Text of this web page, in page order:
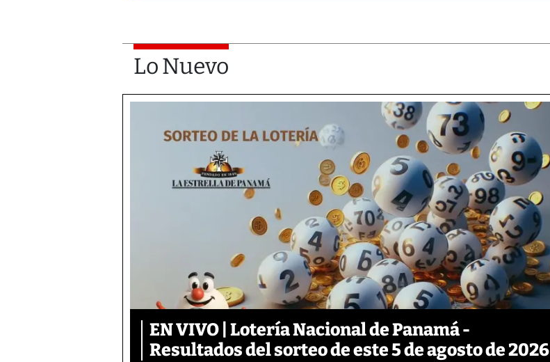
Lo Nuevo
EN VIVO | Lotería Nacional de Panamá -
Resultados del sorteo de este 5 de agosto de 2026